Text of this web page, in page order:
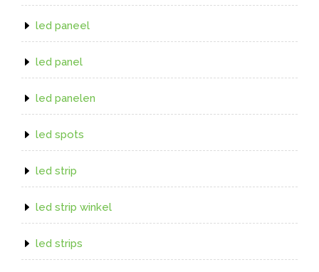
led paneel
led panel
led panelen
led spots
led strip
led strip winkel
led strips